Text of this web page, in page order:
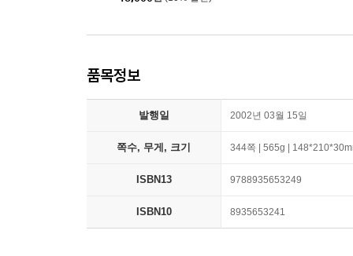
품목정보
발행일 2002년 03월 15일
쪽수, 무게, 크기 344쪽 | 565g |
ISBN13 9788935653249
ISBN10 8935653241